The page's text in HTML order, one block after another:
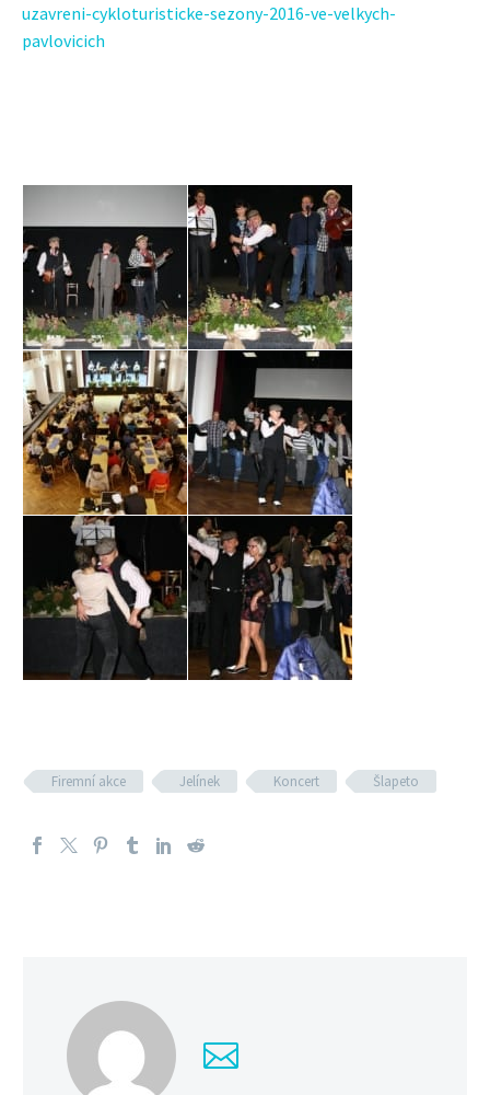
uzavreni-cykloturisticke-sezony-2016-ve-velkych-
pavlovicich
Firemní akce Jelínek Koncert Šlapeto